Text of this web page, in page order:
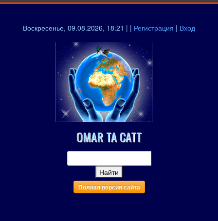
Воскресенье, 09.08.2026, 18:21 | | Регистрация | Вход
OMAR TA CATT
Полная версия сайта